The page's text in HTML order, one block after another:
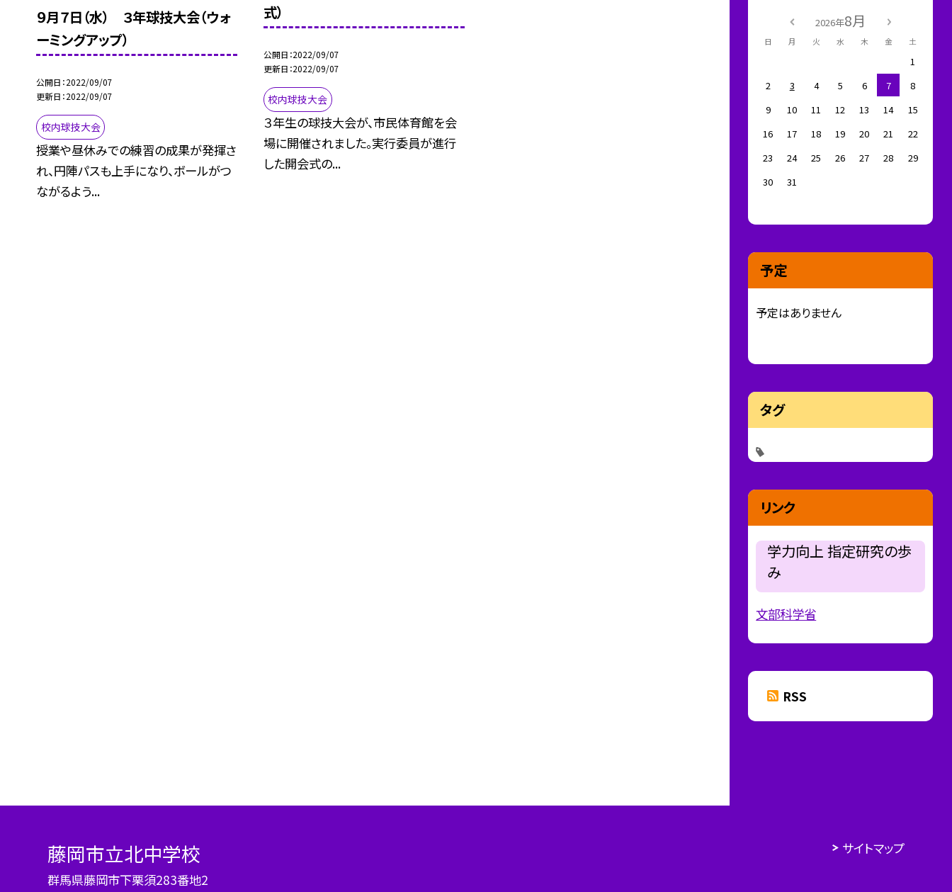
９月７日（水） ３年球技大会（ウォ
ーミングアップ）
公開日 2022/09/07
更新日 2022/09/07
校内球技大会
授業や昼休みでの練習の成果が発揮さ
れ、円陣パスも上手になり、ボールがつ
ながるよう...
式）
公開日 2022/09/07
更新日 2022/09/07
校内球技大会
３年生の球技大会が、市民体育館を会
場に開催されました。実行委員が進行
した開会式の...
2026年8月
日 月 火 水 木 金 土
1
2
3 4 5 6 7
8
9
10 11 12 13 14
15
16
17 18 19 20 21
22
23
24 25 26 27 28
29
30
31
予定
予定はありません
タグ
リンク
学力向上 指定研究の歩
み
文部科学省
RSS
藤岡市立北中学校
群馬県藤岡市下栗須283番地2
サイトマップ